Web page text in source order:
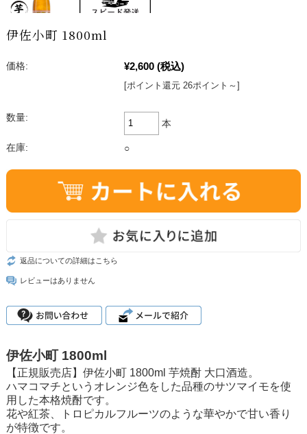
伊佐小町 1800ml
価格: ¥2,600 (税込)
[ポイント還元 26ポイント～]
数量:
本
在庫: ○
返品についての詳細はこちら
レビューはありません
伊佐小町 1800ml
【正規販売店】伊佐小町 1800ml 芋焼酎 大口酒造。
ハマコマチというオレンジ色をした品種のサツマイモを使
用した本格焼酎です。
花や紅茶、トロピカルフルーツのような華やかで甘い香り
が特徴です。